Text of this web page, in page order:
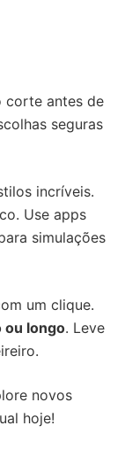
corte antes de
seguras
incríveis.
Use apps
simulações
um clique.
ou longo. Leve
novos
hoje!